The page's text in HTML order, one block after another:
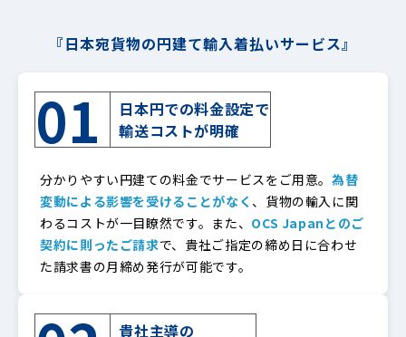
『日本宛貨物の円建て輸入着払いサービス』
01
日本円での料金設定で
輸送コストが明確
分かりやすい円建ての料金でサービスをご用意。為替
変動による影響を受けることがなく 、貨物の輸入に関
わるコストが一目瞭然です。また、 OCS Japanとのご
契約に則ったご請求で、貴社ご指定の締め日に合わせ
た請求書の月締め発行が可能です。
貴社主導の